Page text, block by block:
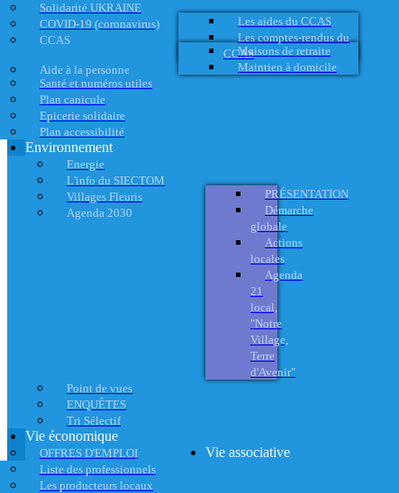
Solidarité UKRAINE
COVID-19 (coronavirus)
CCAS
Les aides du CCAS
Les comptes-rendus du
CCAS
Aide à la personne
Maisons de retraite
Maintien à domicile
Santé et numéros utiles
Plan canicule
Epicerie solidaire
Plan accessibilité
Environnement
Energie
L'info du SIECTOM
Villages Fleuris
Agenda 2030
PRÉSENTATION
Démarche
globale
Actions
locales
Agenda
21
local,
"Notre
Village,
Terre
d'Avenir"
Point de vues
ENQUÊTES
Tri Sélectif
Vie économique
OFFRES D'EMPLOI
Liste des professionnels
Les producteurs locaux
Vie associative